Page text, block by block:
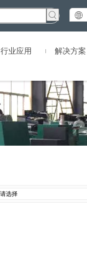
行业应用 解决方案